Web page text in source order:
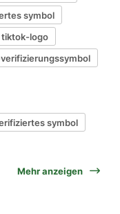
symbol
logo
symbol
Mehr anzeigen